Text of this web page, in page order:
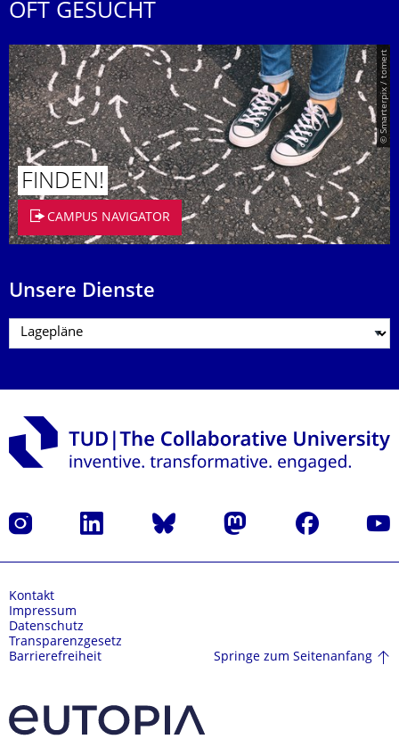
OFT GESUCHT
© Smarterpix / tomert
FINDEN!
CAMPUS NAVIGATOR
Unsere Dienste
Instagram LinkedIn Bluesky Mastodon Facebook
Kontakt
Impressum
Datenschutz
Transparenzgesetz
Barrierefreiheit
Springe zum Seitenanfang